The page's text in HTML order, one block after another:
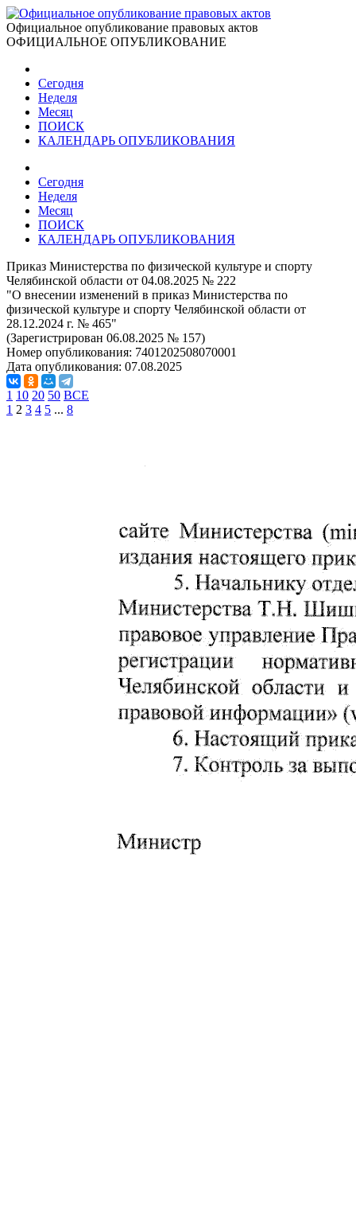
Официальное опубликование правовых актов
ОФИЦИАЛЬНОЕ ОПУБЛИКОВАНИЕ
Сегодня
Неделя
Месяц
ПОИСК
КАЛЕНДАРЬ ОПУБЛИКОВАНИЯ
Сегодня
Неделя
Месяц
ПОИСК
КАЛЕНДАРЬ ОПУБЛИКОВАНИЯ
Приказ Министерства по физической культуре и спорту
Челябинской области от 04.08.2025 № 222
"О внесении изменений в приказ Министерства по
физической культуре и спорту Челябинской области от
28.12.2024 г. № 465"
(Зарегистрирован 06.08.2025 № 157)
Номер опубликования: 7401202508070001
Дата опубликования: 07.08.2025
1 10 20 50 ВСЕ
1 2 3 4 5 ... 8